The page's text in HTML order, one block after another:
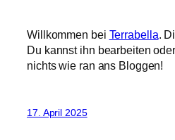
Willkommen bei Terrabella.
Du kannst ihn bearbeiten
nichts wie ran ans Bloggen!
17. April 2025